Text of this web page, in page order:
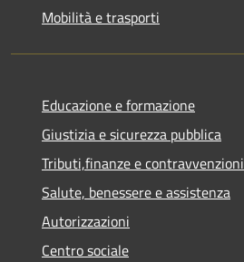
Mobilità e trasporti
Educazione e formazione
Giustizia e sicurezza pubblica
Tributi,finanze e contravvenzioni
Salute, benessere e assistenza
Autorizzazioni
Centro sociale